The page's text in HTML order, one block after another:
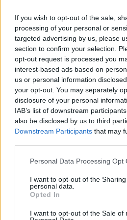
If you wish to opt-out of the sale,
processing of your personal or
targeted advertising by us, please
section to confirm your selection.
opt-out request is processed you
interest-based ads based on
us or personal information
your opt-out. You may separately
disclosure of your personal
IAB’s list of downstream
also be disclosed by us to third
Downstream Participants that may
Please note that this website/app
not limited to your visit or usage
grant or deny consent to Google
use your data for below specified
consent section.
Personal Data Processing Opt
I want to opt-out of the
personal data.
Opted In
I want to opt-out of the Sale of
Βάλε το proson.gr
αναζήτησης της
Δημοφιλείς
Τουρισμός για Όλους
σήμερα η πλατφόρμα
κάνουν αίτηση
ΔΥΠΑ/ΟΑΕΔ: 8.000
Από σήμερα οι